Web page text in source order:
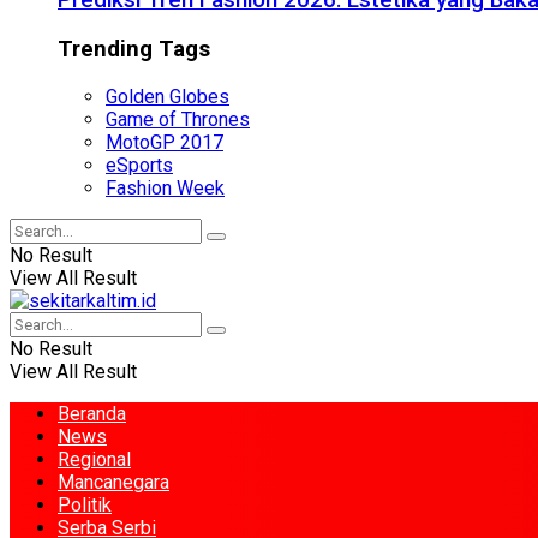
Trending Tags
Golden Globes
Game of Thrones
MotoGP 2017
eSports
Fashion Week
No Result
View All Result
No Result
View All Result
Beranda
News
Regional
Mancanegara
Politik
Serba Serbi